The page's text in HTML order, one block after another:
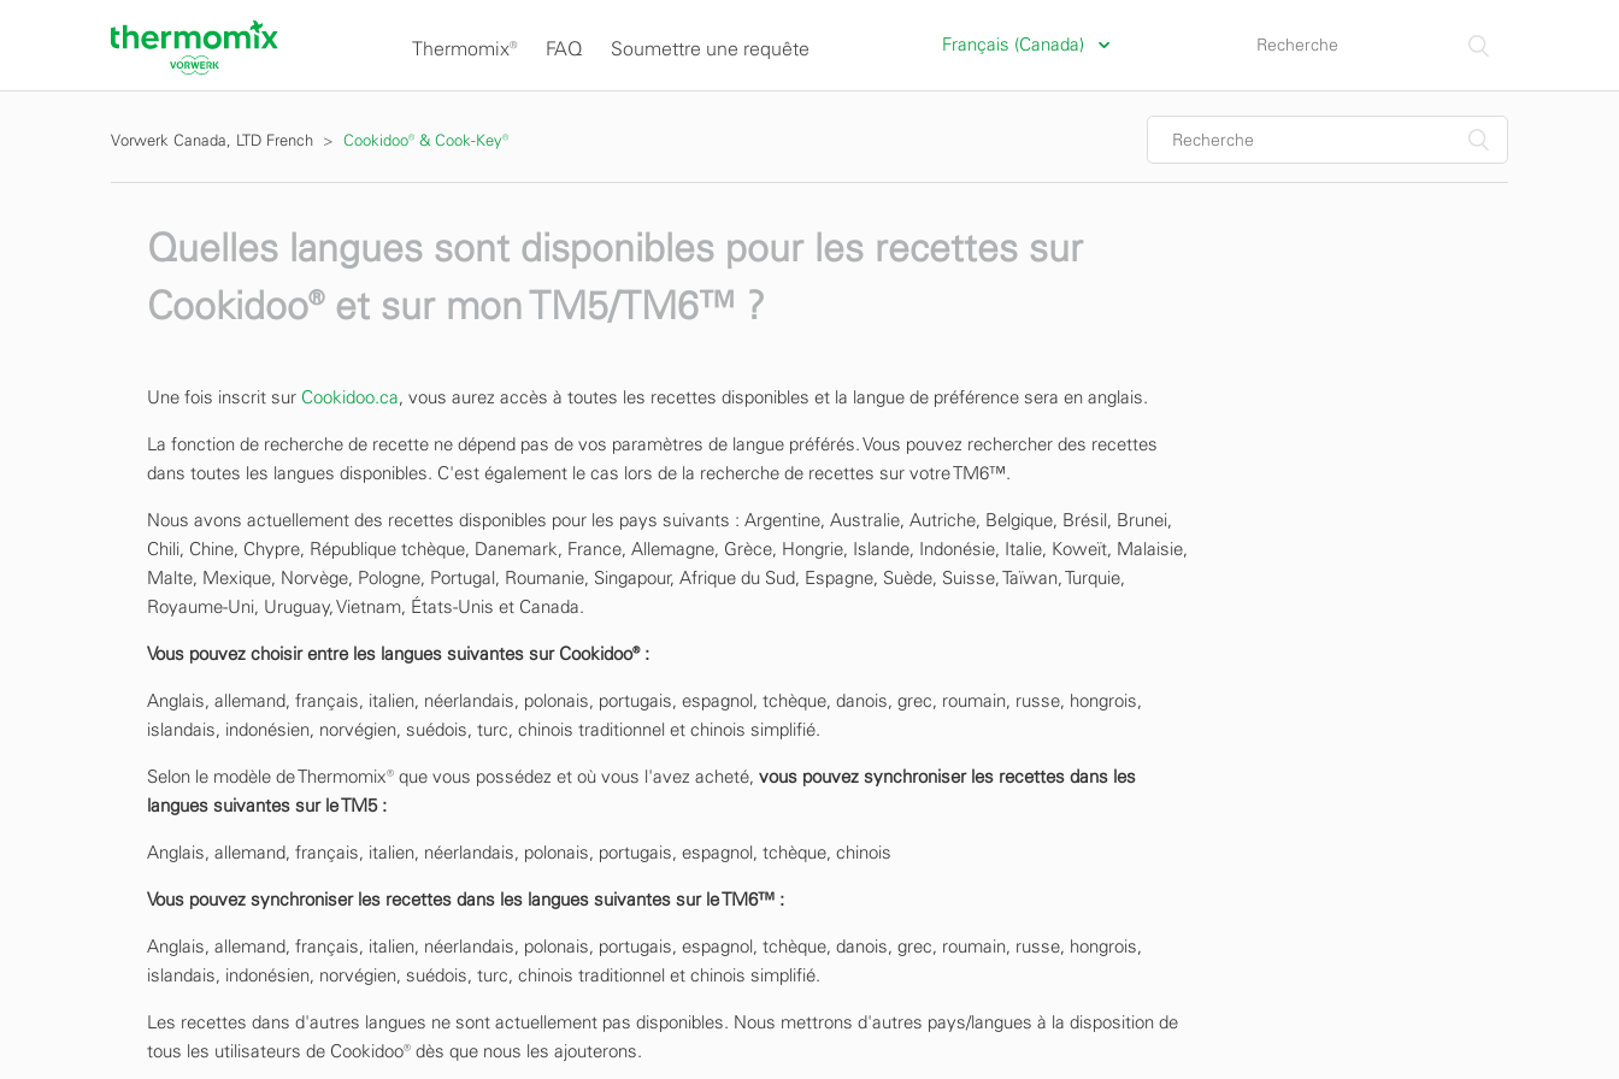
Thermomix® FAQ Soumettre une requête Français (Canada)
Vorwerk Canada, LTD French Cookidoo® & Cook-Key®
Quelles langues sont disponibles pour les recettes sur
Cookidoo® et sur mon TM5/TM6™ ?
Une fois inscrit sur Cookidoo.ca, vous aurez accès à toutes les recettes disponibles et la langue de préférence sera en anglais.
La fonction de recherche de recette ne dépend pas de vos paramètres de langue préférés. Vous pouvez rechercher des recettes
dans toutes les langues disponibles. C'est également le cas lors de la recherche de recettes sur votre TM6™.
Nous avons actuellement des recettes disponibles pour les pays suivants : Argentine, Australie, Autriche, Belgique, Brésil, Brunei,
Chili, Chine, Chypre, République tchèque, Danemark, France, Allemagne, Grèce, Hongrie, Islande, Indonésie, Italie, Koweït, Malaisie,
Malte, Mexique, Norvège, Pologne, Portugal, Roumanie, Singapour, Afrique du Sud, Espagne, Suède, Suisse, Taïwan, Turquie,
Royaume-Uni, Uruguay, Vietnam, États-Unis et Canada.
Vous pouvez choisir entre les langues suivantes sur Cookidoo® :
Anglais, allemand, français, italien, néerlandais, polonais, portugais, espagnol, tchèque, danois, grec, roumain, russe, hongrois,
islandais, indonésien, norvégien, suédois, turc, chinois traditionnel et chinois simplifié.
Selon le modèle de Thermomix® que vous possédez et où vous l'avez acheté, vous pouvez synchroniser les recettes dans les
langues suivantes sur le TM5 :
Anglais, allemand, français, italien, néerlandais, polonais, portugais, espagnol, tchèque, chinois
Vous pouvez synchroniser les recettes dans les langues suivantes sur le TM6™ :
Anglais, allemand, français, italien, néerlandais, polonais, portugais, espagnol, tchèque, danois, grec, roumain, russe, hongrois,
islandais, indonésien, norvégien, suédois, turc, chinois traditionnel et chinois simplifié.
Les recettes dans d'autres langues ne sont actuellement pas disponibles. Nous mettrons d'autres pays/langues à la disposition de
tous les utilisateurs de Cookidoo® dès que nous les ajouterons.